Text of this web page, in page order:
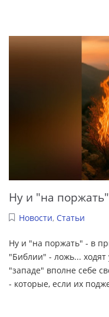
Ну и "на
Новости, Статьи
Ну и "на поржать" - в
"Библии" - ложь...
"западе" вполне себе
- которые, если их